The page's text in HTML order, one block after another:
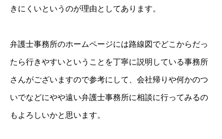
きにくいというのが理由としてあります。
弁護士事務所のホームページには路線図でどこからだっ
たら行きやすいということを丁寧に説明している事務所
さんがございますので参考にして、会社帰りや何かのつ
いでなどにやや遠い弁護士事務所に相談に行ってみるの
もよろしいかと思います。